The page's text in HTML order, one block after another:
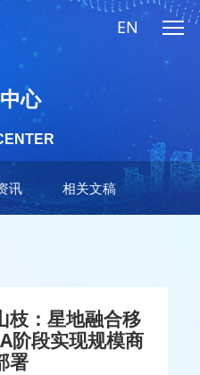
EN
讯 相关文稿
心
枝：星地融合移
阶段实现规模商
署